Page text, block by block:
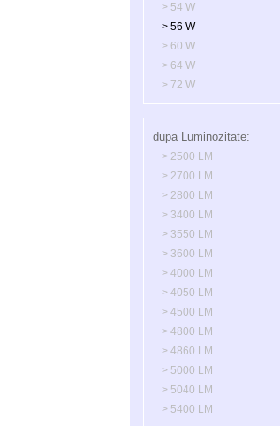
> 54 W
> 56 W
> 60 W
> 64 W
> 72 W
dupa Luminozitate:
> 2500 LM
> 2700 LM
> 2800 LM
> 3400 LM
> 3550 LM
> 3600 LM
> 4000 LM
> 4050 LM
> 4500 LM
> 4800 LM
> 4860 LM
> 5000 LM
> 5040 LM
> 5400 LM